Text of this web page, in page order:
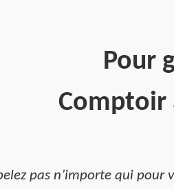
Pour
Comptoir
pas n’importe qui